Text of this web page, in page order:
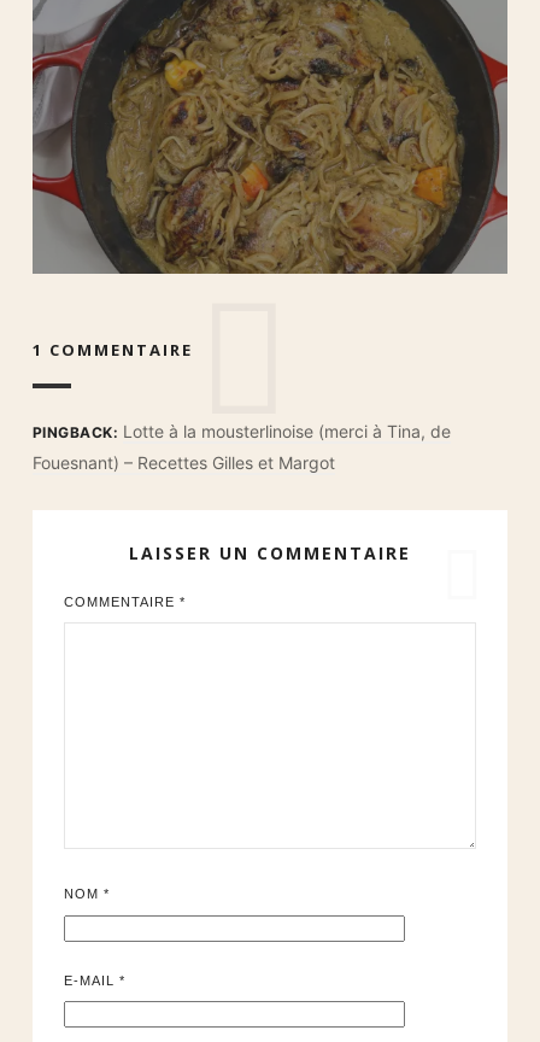
1 COMMENTAIRE
PINGBACK: Lotte à la mousterlinoise (merci à Tina, de
Fouesnant) – Recettes Gilles et Margot
LAISSER UN COMMENTAIRE
COMMENTAIRE *
NOM *
E-MAIL *